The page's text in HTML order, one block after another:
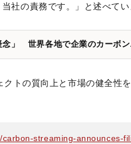
社の責務です。」と述べてい
念」 世界各地で企業のカーボ
トの質向上と市場の健全性
streaming-announces-